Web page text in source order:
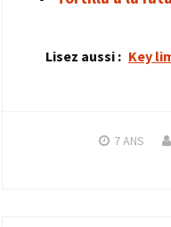
Lisez aussi : Key
7 ANS